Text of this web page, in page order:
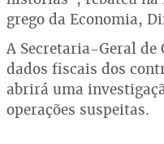
grego da Economia,
A Secretaria-Geral de
dados fiscais dos
abrirá uma
operações suspeitas.